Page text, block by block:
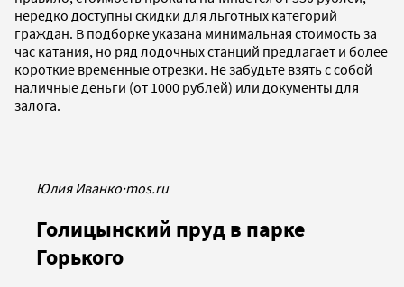
нередко доступны скидки для льготных категорий
граждан. В подборке указана минимальная стоимость за
час катания, но ряд лодочных станций предлагает и более
короткие временные отрезки. Не забудьте взять с собой
наличные деньги (от 1000 рублей) или документы для
залога.
Юлия Иванко·mos.ru
Голицынский пруд в парке
Горького